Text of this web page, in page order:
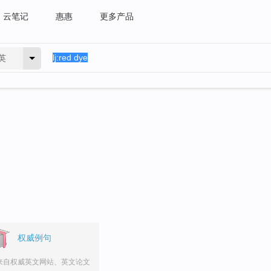
云笔记 惠惠 更多产品
权威例句
自权威英文网站、英文论文